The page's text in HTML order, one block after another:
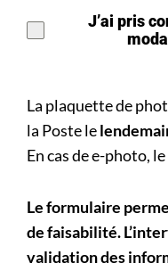
J’ai pris
La plaquette de
la Poste le
En cas de e-photo,
Le formulaire
de faisabilité.
validation des